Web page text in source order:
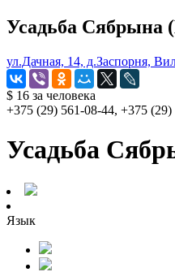
Усадьба Сябрына
ул.Дачная, 14, д.Заспорня,
$ 16 за человека
+375 (29) 561-08-44, +375 (29)
Усадьба
Язык